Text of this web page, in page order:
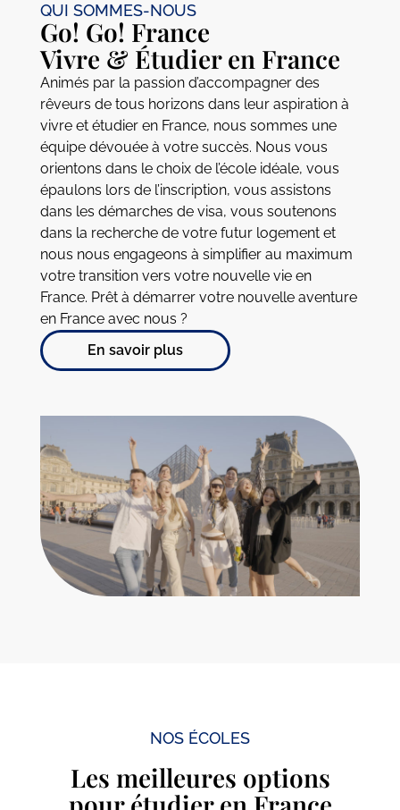
QUI SOMMES-NOUS
Go! Go! France
Vivre & Étudier en France
Animés par la passion d’accompagner des
rêveurs de tous horizons dans leur aspiration à
vivre et étudier en France, nous sommes une
équipe dévouée à votre succès. Nous vous
orientons dans le choix de l’école idéale, vous
épaulons lors de l’inscription, vous assistons
dans les démarches de visa, vous soutenons
dans la recherche de votre futur logement et
nous nous engageons à simplifier au maximum
votre transition vers votre nouvelle vie en
France. Prêt à démarrer votre nouvelle aventure
en France avec nous ?
En savoir plus
NOS ÉCOLES
Les meilleures options